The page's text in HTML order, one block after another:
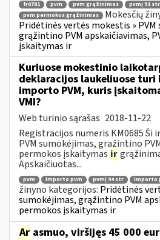
fr0781 pvm pvm grąžinimas pvmį 91 str
pvm permokos grąžinimas
Mokesčių
Pridėtinės vertės mokestis »
grąžintino PVM apskaičiavimas,
įskaitymas ir
Kuriuose mokestinio
deklaracijos laukeliuose
importo PVM, kuris
VMI?
Web turinio sąrašas 2018-11-22
Registracijos numeris KM0685 Ši
PVM sumokėjimas, grąžintino
permokos įskaitymas ir
Apskaičiuotas...
pvm importo pvm pvmį 94 str importo
žinyno kategorijos: Pridėtinės
sumokėjimas, grąžintino PVM
permokos įskaitymas ir
Ar asmuo, viršijęs 45 000